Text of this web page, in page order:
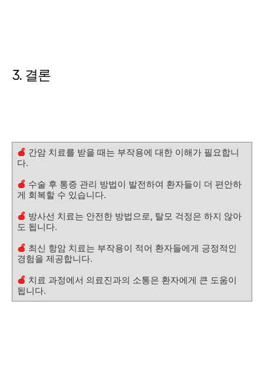
3. 결론
🍎 간암 치료를 받을 때는 부작용에 대한 이해가 필요합니
다.
🍎 수술 후 통증 관리 방법이 발전하여 환자들이 더 편안하
게 회복할 수 있습니다.
🍎 방사선 치료는 안전한 방법으로, 탈모 걱정은 하지 않아
도 됩니다.
🍎 최신 항암 치료는 부작용이 적어 환자들에게 긍정적인
경험을 제공합니다.
🍎 치료 과정에서 의료진과의 소통은 환자에게 큰 도움이
됩니다.